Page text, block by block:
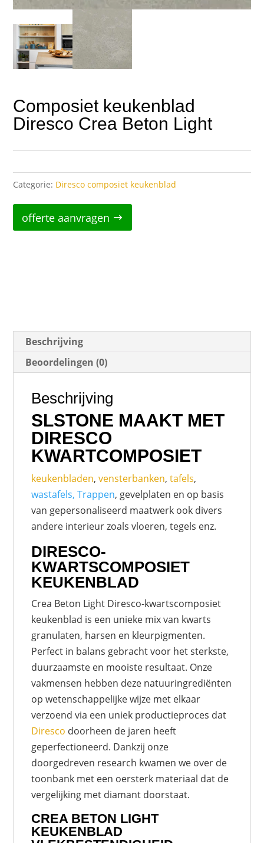
Composiet keukenblad
Diresco Crea Beton Light
Categorie: Diresco composiet keukenblad
offerte aanvragen
Beschrijving
Beoordelingen (0)
Beschrijving
SLSTONE MAAKT MET
DIRESCO
KWARTCOMPOSIET
keukenbladen,vensterbanken,tafels,
wastafels, Trappen, gevelplaten en op basis
van gepersonaliseerd maatwerk ook divers
andere interieur zoals vloeren, tegels enz.
DIRESCO-
KWARTSCOMPOSIET
KEUKENBLAD
Crea Beton Light Diresco-kwartscomposiet
keukenblad is een unieke mix van kwarts
granulaten, harsen en kleurpigmenten.
Perfect in balans gebracht voor het sterkste,
duurzaamste en mooiste resultaat. Onze
vakmensen hebben deze natuuringrediënten
op wetenschappelijke wijze met elkaar
verzoend via een uniek productieproces dat
Diresco doorheen de jaren heeft
geperfectioneerd. Dankzij onze
doorgedreven research kwamen we over de
toonbank met een oersterk materiaal dat de
vergelijking met diamant doorstaat.
CREA BETON LIGHT
KEUKENBLAD